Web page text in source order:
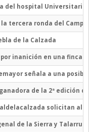
del hospital
tercera ronda del
de la Calzada
inanición en una finca
señala a una
de la 2ª edición
solicitan
de la Sierra y